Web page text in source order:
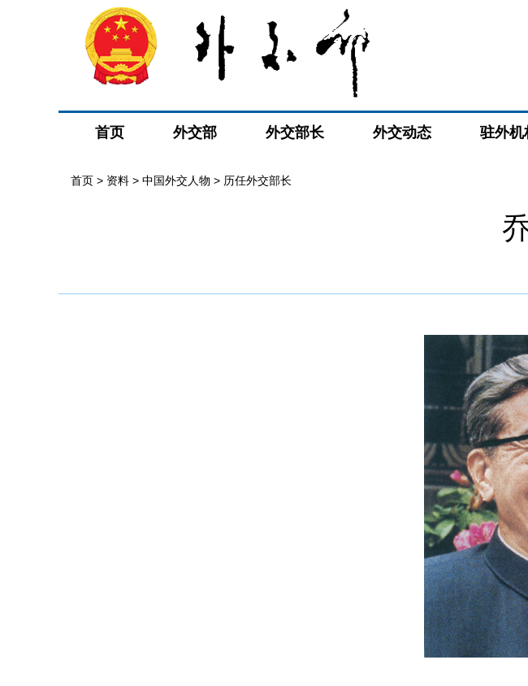
首页 外交部 外交部长 外交动态 驻外机
首页 > 资料 > 中国外交人物 > 历任外交部长